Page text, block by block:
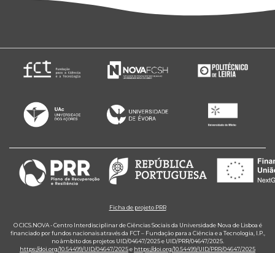
Ficha de projeto PRR
O CICS.NOVA - Centro Interdisciplinar de Ciências Sociais da Universidade Nova de Lisboa é
financiado por fundos nacionais através da FCT – Fundação para a Ciência e a Tecnologia, I.P.,
no âmbito dos projetos UID/04647/2025 e UID/PRR/04647/2025.
https://doi.org/10.54499/UID/04647/2025e https://doi.org/10.54499/UID/PRR/04647/2025